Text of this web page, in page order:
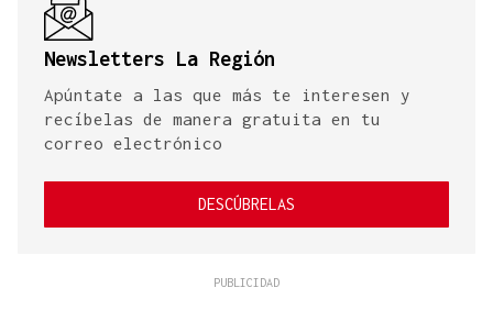
Newsletters La Región
Apúntate a las que más te interesen y
recíbelas de manera gratuita en tu
correo electrónico
DESCÚBRELAS